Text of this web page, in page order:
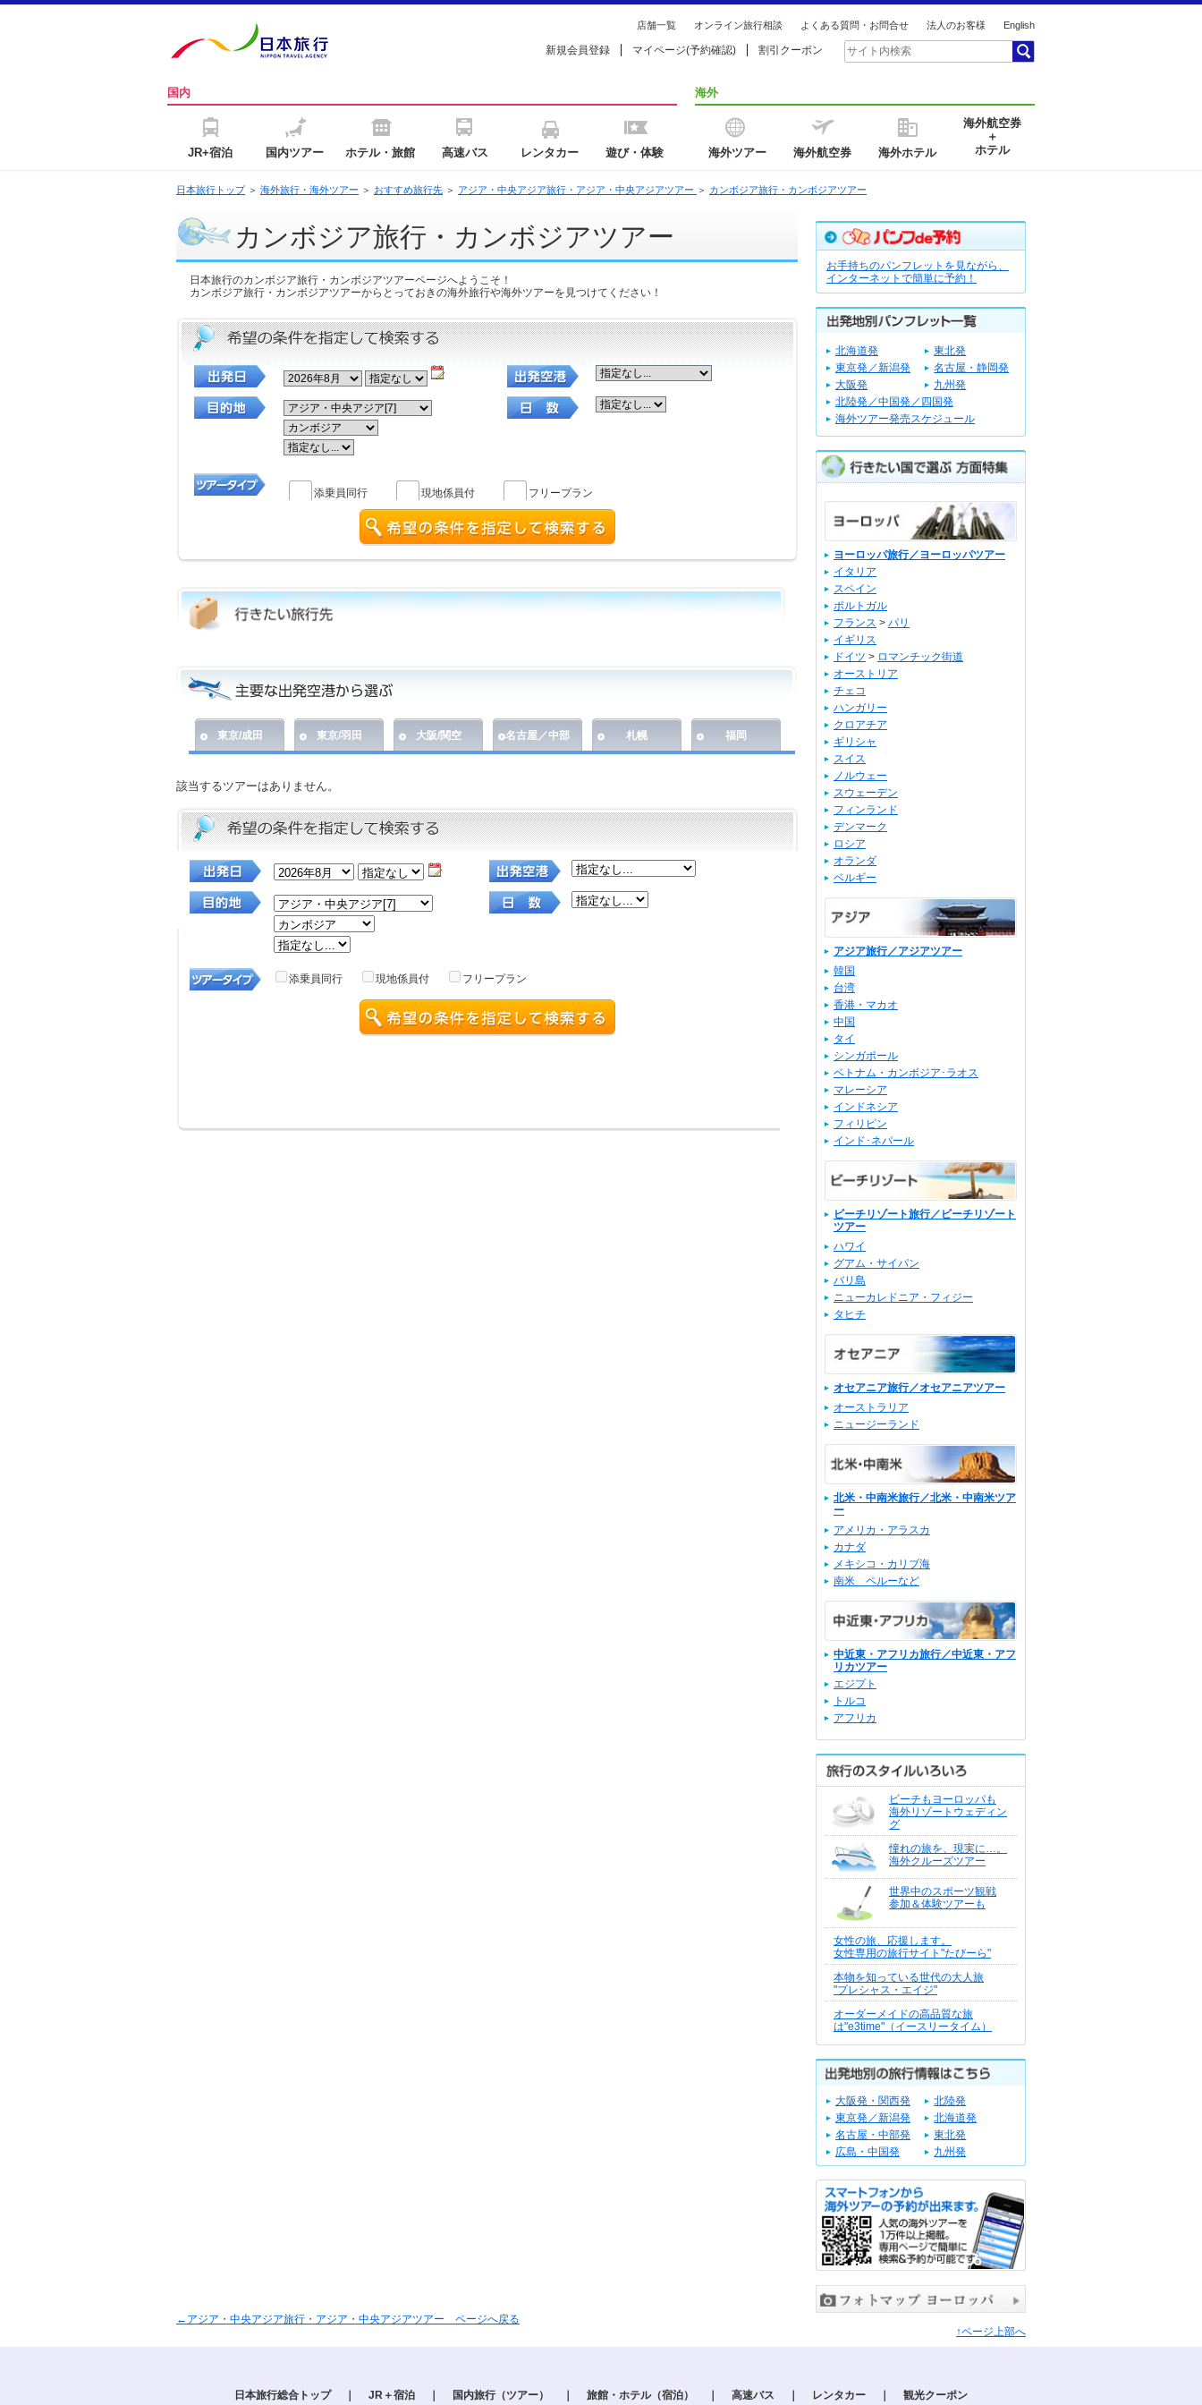
店舗一覧 オンライン旅行相談 よくある質問・お問合せ 法人のお客様 English
新規会員登録 マイページ(予約確認) 割引クーポン
国内
JR+宿泊 国内ツアー ホテル・旅館 高速バス レンタカー 遊び・体験
海外
海外ツアー 海外航空券 海外ホテル
海外航空券
＋
ホテル
日本旅行トップ＞ 海外旅行・海外ツアー ＞ おすすめ旅行先 ＞ アジア・中央アジア旅行・アジア・中央アジアツアー ＞ カンボジア旅行・カンボジアツアー
カンボジア旅行・カンボジアツアー
日本旅行のカンボジア旅行・カンボジアツアーページへようこそ！
カンボジア旅行・カンボジアツアーからとっておきの海外旅行や海外ツアーを見つけてください！
添乗員同行 現地係員付 フリープラン
東京/成田 東京/羽田 大阪/関空 名古屋／中部 札幌 福岡
該当するツアーはありません。
お手持ちのパンフレットを見ながら、
インターネットで簡単に予約！
北海道発
東北発
東京発／新潟発
名古屋・静岡発
大阪発
九州発
北陸発／中国発／四国発
海外ツアー発売スケジュール
ヨーロッパ旅行／ヨーロッパツアー
イタリア
スペイン
ポルトガル
フランス > パリ
イギリス
ドイツ > ロマンチック街道
オーストリア
チェコ
ハンガリー
クロアチア
ギリシャ
スイス
ノルウェー
スウェーデン
フィンランド
デンマーク
ロシア
オランダ
ベルギー
アジア旅行／アジアツアー
韓国
台湾
香港・マカオ
中国
タイ
シンガポール
ベトナム・カンボジア･ラオス
マレーシア
インドネシア
フィリピン
インド･ネパール
ビーチリゾート旅行／ビーチリゾート
ツアー
ハワイ
グアム・サイパン
バリ島
ニューカレドニア・フィジー
タヒチ
オセアニア旅行／オセアニアツアー
オーストラリア
ニュージーランド
北米・中南米旅行／北米・中南米ツア
ー
アメリカ・アラスカ
カナダ
メキシコ・カリブ海
南米 ペルーなど
中近東・アフリカ旅行／中近東・アフ
リカツアー
エジプト
トルコ
アフリカ
ビーチもヨーロッパも
海外リゾートウェディン
グ
憧れの旅を、現実に…。
海外クルーズツアー
世界中のスポーツ観戦
参加＆体験ツアーも
女性の旅、応援します。
女性専用の旅行サイト"たびーら"
本物を知っている世代の大人旅
"プレシャス・エイジ"
オーダーメイドの高品質な旅
は"e3time"（イースリータイム）
大阪発・関西発
北陸発
東京発／新潟発
北海道発
名古屋・中部発
東北発
広島・中国発
九州発
←アジア・中央アジア旅行・アジア・中央アジアツアー ページへ戻る
↑ページ上部へ
日本旅行総合トップ ｜ JR＋宿泊 ｜ 国内旅行（ツアー） ｜ 旅館・ホテル（宿泊） ｜ 高速バス ｜ レンタカー ｜ 観光クーポン